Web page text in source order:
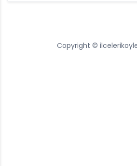
Copyright ©